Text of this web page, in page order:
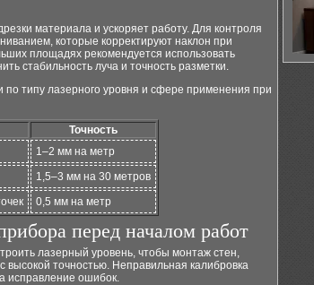
материала и ускоряет работу. Для контроля
которые корректируют наклон при
площадях рекомендуется использовать
стабильность луча и точность разметки.
типу лазерного уровня и сфере применения при
Точность
1–2 мм на метр
1,5–3 мм на 30 метров
0,5 мм на метр
перед началом работ
лазерный уровень, чтобы монтаж стен,
высокой точностью. Неправильная калибровка
исправление ошибок.